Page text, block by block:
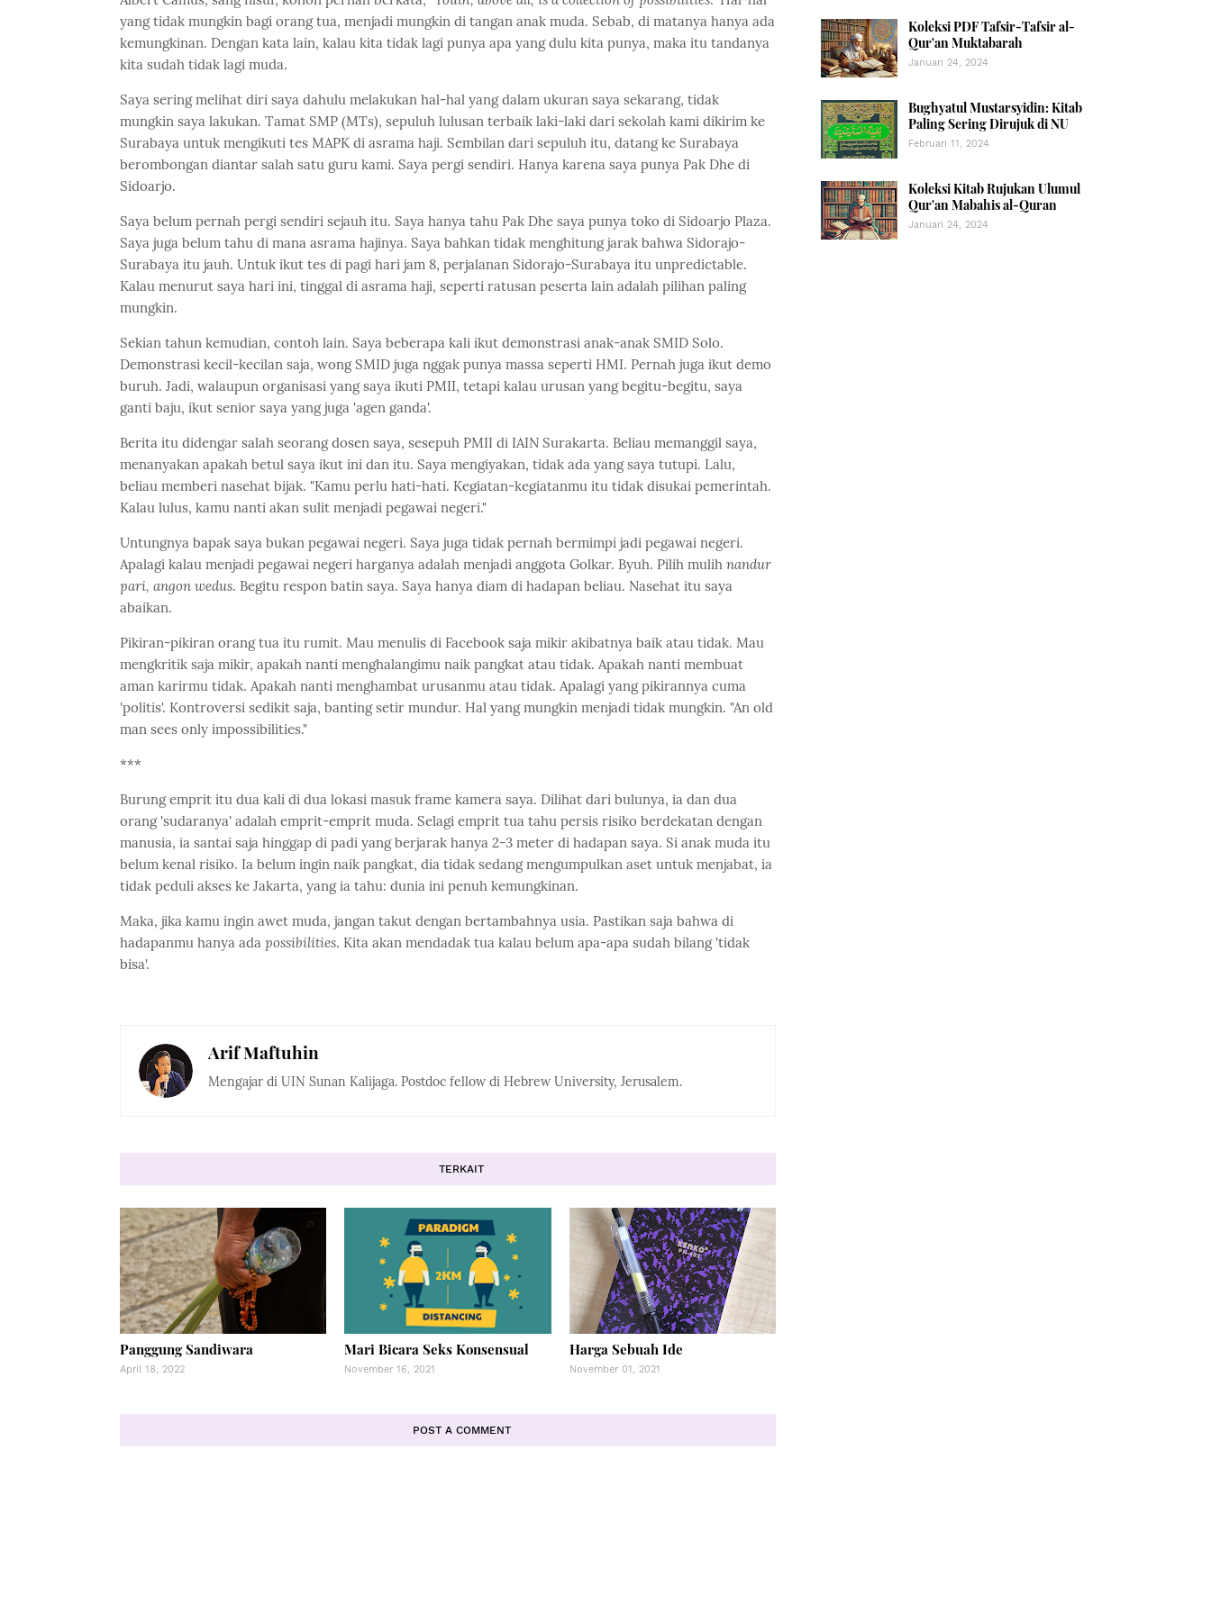
yang tidak mungkin bagi orang tua, menjadi mungkin di tangan anak muda. Sebab, di matanya hanya ada
kemungkinan. Dengan kata lain, kalau kita tidak lagi punya apa yang dulu kita punya, maka itu tandanya
kita sudah tidak lagi muda.
Saya sering melihat diri saya dahulu melakukan hal-hal yang dalam ukuran saya sekarang, tidak
mungkin saya lakukan. Tamat SMP (MTs), sepuluh lulusan terbaik laki-laki dari sekolah kami dikirim ke
Surabaya untuk mengikuti tes MAPK di asrama haji. Sembilan dari sepuluh itu, datang ke Surabaya
berombongan diantar salah satu guru kami. Saya pergi sendiri. Hanya karena saya punya Pak Dhe di
Sidoarjo.
Saya belum pernah pergi sendiri sejauh itu. Saya hanya tahu Pak Dhe saya punya toko di Sidoarjo Plaza.
Saya juga belum tahu di mana asrama hajinya. Saya bahkan tidak menghitung jarak bahwa Sidorajo-
Surabaya itu jauh. Untuk ikut tes di pagi hari jam 8, perjalanan Sidorajo-Surabaya itu unpredictable.
Kalau menurut saya hari ini, tinggal di asrama haji, seperti ratusan peserta lain adalah pilihan paling
mungkin.
Sekian tahun kemudian, contoh lain. Saya beberapa kali ikut demonstrasi anak-anak SMID Solo.
Demonstrasi kecil-kecilan saja, wong SMID juga nggak punya massa seperti HMI. Pernah juga ikut demo
buruh. Jadi, walaupun organisasi yang saya ikuti PMII, tetapi kalau urusan yang begitu-begitu, saya
ganti baju, ikut senior saya yang juga 'agen ganda'.
Berita itu didengar salah seorang dosen saya, sesepuh PMII di IAIN Surakarta. Beliau memanggil saya,
menanyakan apakah betul saya ikut ini dan itu. Saya mengiyakan, tidak ada yang saya tutupi. Lalu,
beliau memberi nasehat bijak. "Kamu perlu hati-hati. Kegiatan-kegiatanmu itu tidak disukai pemerintah.
Kalau lulus, kamu nanti akan sulit menjadi pegawai negeri."
Untungnya bapak saya bukan pegawai negeri. Saya juga tidak pernah bermimpi jadi pegawai negeri.
Apalagi kalau menjadi pegawai negeri harganya adalah menjadi anggota Golkar. Byuh. Pilih mulih nandur
pari, angon wedus. Begitu respon batin saya. Saya hanya diam di hadapan beliau. Nasehat itu saya
abaikan.
Pikiran-pikiran orang tua itu rumit. Mau menulis di Facebook saja mikir akibatnya baik atau tidak. Mau
mengkritik saja mikir, apakah nanti menghalangimu naik pangkat atau tidak. Apakah nanti membuat
aman karirmu tidak. Apakah nanti menghambat urusanmu atau tidak. Apalagi yang pikirannya cuma
'politis'. Kontroversi sedikit saja, banting setir mundur. Hal yang mungkin menjadi tidak mungkin. "An old
man sees only impossibilities."
***
Burung emprit itu dua kali di dua lokasi masuk frame kamera saya. Dilihat dari bulunya, ia dan dua
orang 'sudaranya' adalah emprit-emprit muda. Selagi emprit tua tahu persis risiko berdekatan dengan
manusia, ia santai saja hinggap di padi yang berjarak hanya 2-3 meter di hadapan saya. Si anak muda itu
belum kenal risiko. Ia belum ingin naik pangkat, dia tidak sedang mengumpulkan aset untuk menjabat, ia
tidak peduli akses ke Jakarta, yang ia tahu: dunia ini penuh kemungkinan.
Maka, jika kamu ingin awet muda, jangan takut dengan bertambahnya usia. Pastikan saja bahwa di
hadapanmu hanya ada possibilities. Kita akan mendadak tua kalau belum apa-apa sudah bilang 'tidak
bisa'.
Arif Maftuhin
Mengajar di UIN Sunan Kalijaga. Postdoc fellow di Hebrew University, Jerusalem.
TERKAIT
Panggung Sandiwara
April 18, 2022
Mari Bicara Seks Konsensual
November 16, 2021
Harga Sebuah Ide
November 01, 2021
POST A COMMENT
Koleksi PDF Tafsir-Tafsir al-
Qur'an Muktabarah
Januari 24, 2024
Bughyatul Mustarsyidin: Kitab
Paling Sering Dirujuk di NU
Februari 11, 2024
Koleksi Kitab Rujukan Ulumul
Qur'an Mabahis al-Quran
Januari 24, 2024